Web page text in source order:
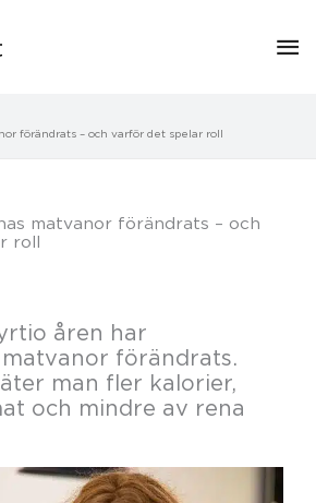
förändrats – och varför det spelar roll
matvanor förändrats – och
roll
åren har
förändrats.
man fler kalorier,
och mindre av rena